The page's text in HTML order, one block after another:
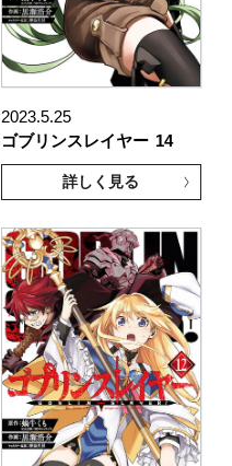
2023.5.25
ゴブリンスレイヤー 14
詳しく見る